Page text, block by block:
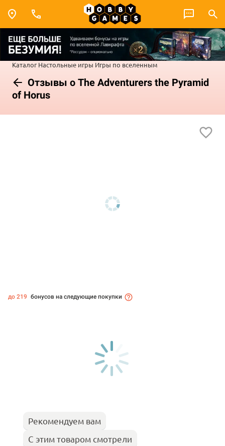
Каталог Настольные игры Игры по вселенным
Отзывы о The Adventurers the Pyramid
of Horus
до 219 бонусов на следующие покупки
Рекомендуем вам
С этим товаром смотрели